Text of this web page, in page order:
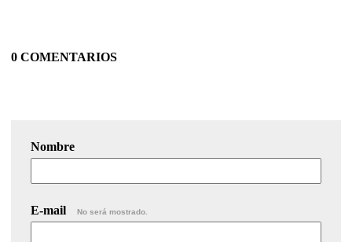
0 COMENTARIOS
Nombre
E-mail No será mostrado.